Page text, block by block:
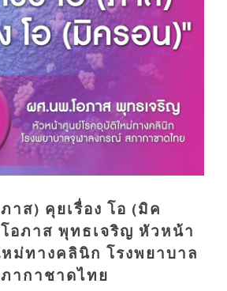
าส) คุยเรื่อง โอ (มิค
อภาส พุทธเจริญ หัวหน้า
ม่ทางคลินิก โรงพยาบาล
ากาชาดไทย